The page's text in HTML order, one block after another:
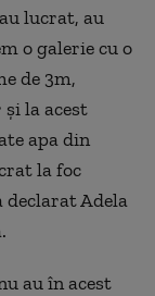
lucrat, au
o galerie cu o
de 3m,
la acest
apa din
la foc
declarat Adela
au în acest